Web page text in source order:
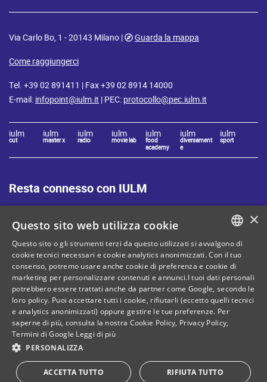
Via Carlo Bo, 1 - 20143 Milano |
Guarda la mappa
Come raggiungerci
Tel. +39 02 891411 | Fax +39 02 8914 14000
E-mail: infopoint@iulm.it | PEC: protocollo@pec.iulm.it
iulm
cut
iulm
master x
iulm
radio
iulm
movie lab
iulm
food
academy
iulm
diversament
e
iulm
sport
Resta connesso con IULM
Mappa del sito
Privacy policy
Cookie Policy
Note legali
Contatti
C. Fiscale: 80071270153
Dona il tuo 5 per mille!
ITALIAN
ENGLISH
×
Questo sito web utilizza cookie
Questo sito o gli strumenti terzi da questo utilizzati si avvalgono di
cookie tecnici necessari e cookie analytics anonimizzati. Con il tuo
consenso, potremo usare anche cookie di preferenza e cookie di
marketing per personalizzare contenuti e annunci.I tuoi dati personali
potrebbero essere trattati anche da partner come Google, secondo le
loro policy. Puoi accettare tutti i cookie, rifiutarli (eccetto quelli tecnici
e analytics anonimizzati) oppure gestire le tue preferenze. Per
saperne di più, consulta la nostra Cookie Policy, Privacy Policy,
Termini di Google Leggi di più
PERSONALIZZA
ACCETTA TUTTO RIFIUTA TUTTO